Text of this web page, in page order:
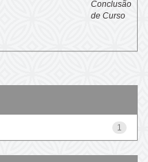
Conclusão
de Curso
1